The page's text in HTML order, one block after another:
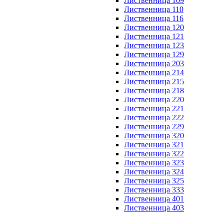
Лиственница 110
Лиственница 116
Лиственница 120
Лиственница 121
Лиственница 123
Лиственница 129
Лиственница 203
Лиственница 214
Лиственница 215
Лиственница 218
Лиственница 220
Лиственница 221
Лиственница 222
Лиственница 229
Лиственница 320
Лиственница 321
Лиственница 322
Лиственница 323
Лиственница 324
Лиственница 325
Лиственница 333
Лиственница 401
Лиственница 403